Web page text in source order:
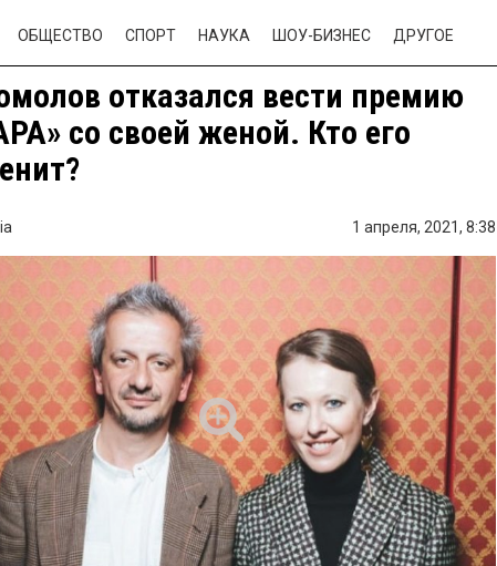
ОБЩЕСТВО СПОРТ НАУКА ШОУ-БИЗНЕС ДРУГОЕ
отказался вести премию
со своей женой. Кто его
1 апреля, 2021, 8:38